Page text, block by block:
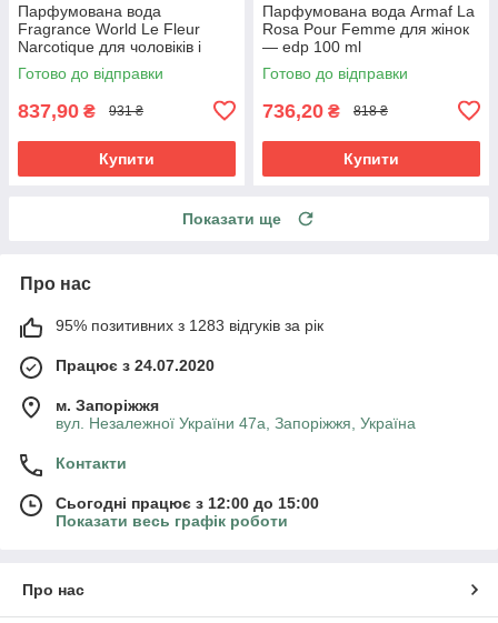
Парфумована вода
Fragrance World Le Fleur
Narcotique для чоловіків і
жінок edp 100 ml
Готово до відправки
837,90 ₴ 931 ₴
Купити
Парфумована вода Armaf La
Rosa Pour Femme для жінок
— edp 100 ml
Готово до відправки
736,20 ₴ 818 ₴
Купити
Показати ще
Про нас
95% позитивних з 1283 відгуків за рік
Працює з 24.07.2020
м. Запоріжжя
вул. Незалежної України 47а, Запоріжжя, Україна
Контакти
Сьогодні працює з 12:00 до 15:00
Показати весь графік роботи
Про нас